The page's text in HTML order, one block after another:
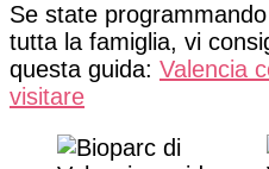
Se state
tutta la famiglia, vi
questa guida: Valencia
visitare